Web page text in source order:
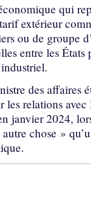
qui
extérieur
ou de groupe
entre les
des affaires
relations
janvier 2024,
chose »